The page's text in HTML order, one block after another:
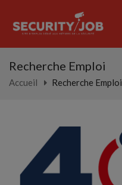
Recherche Emploi
Accueil Recherche Emploi